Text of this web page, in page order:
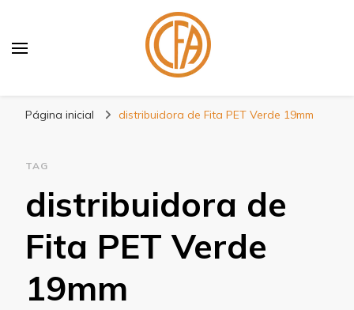
Página inicial distribuidora de Fita PET Verde 19mm
TAG
distribuidora de
Fita PET Verde
19mm